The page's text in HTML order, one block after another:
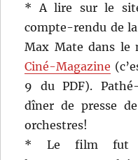
* A lire sur le
compte-rendu de
Max Mate dans le
Ciné-Magazine
9 du PDF).
dîner de presse
orchestres!
* Le film fut